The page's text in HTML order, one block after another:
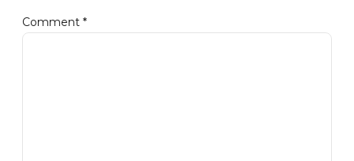
Comment *